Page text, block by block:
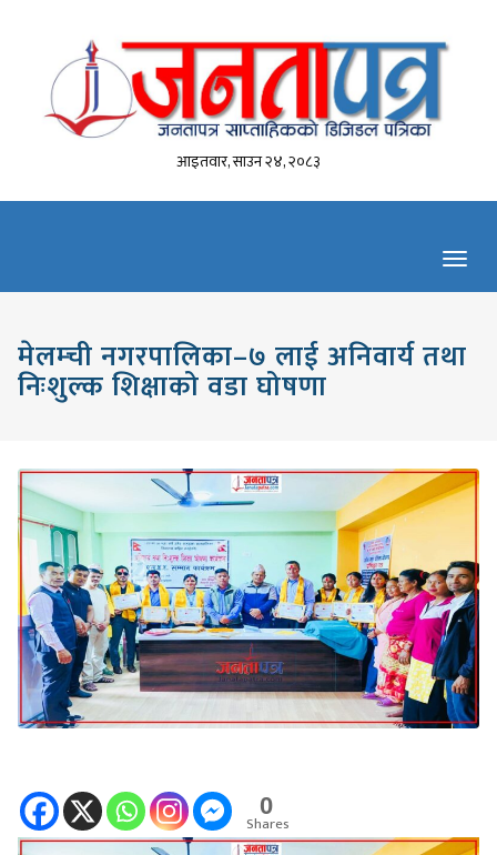
आइतवार, साउन २४, २०८३
मेलम्ची नगरपालिका–७ लाई अनिवार्य तथा
निःशुल्क शिक्षाको वडा घोषणा
0
Shares